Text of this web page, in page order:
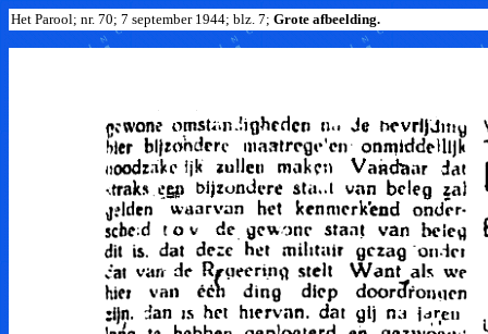
Het Parool; nr. 70; 7 september 1944; blz. 7; Grote afbeelding.